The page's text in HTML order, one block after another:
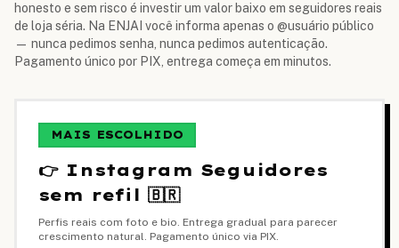
honesto e sem risco é investir um valor baixo em seguidores reais
de loja séria. Na ENJAI você informa apenas o @usuário público
— nunca pedimos senha, nunca pedimos autenticação.
Pagamento único por PIX, entrega começa em minutos.
MAIS ESCOLHIDO
👉 Instagram Seguidores
sem refil 🇧🇷
Perfis reais com foto e bio. Entrega gradual para parecer
crescimento natural. Pagamento único via PIX.